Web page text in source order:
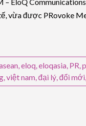
vừa được PRovoke
,eloq,eloqasia, PR,
,việt nam,đại lý,đổi mới,